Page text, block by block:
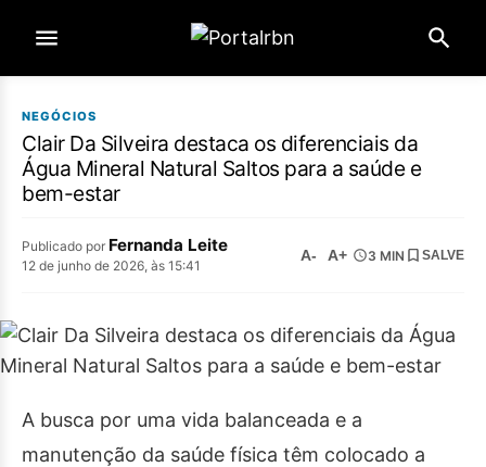
NEGÓCIOS
Clair Da Silveira destaca os diferenciais da
Água Mineral Natural Saltos para a saúde e
bem-estar
Publicado por Fernanda Leite
12 de junho de 2026, às 15:41
A- A+ 3 MIN SALVE
A busca por uma vida balanceada e a
manutenção da saúde física têm colocado a